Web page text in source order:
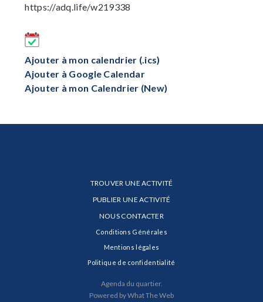
https://adq.life/w219338
Ajouter à mon calendrier (.ics)
Ajouter à Google Calendar
Ajouter à mon Calendrier (New)
TROUVER UNE ACTIVITÉ
PUBLIER UNE ACTIVITÉ
NOUS CONTACTER
Conditions Générales
Mentions légales
Politique de confidentialité
Agenda du quartier.
Powered by What The Web